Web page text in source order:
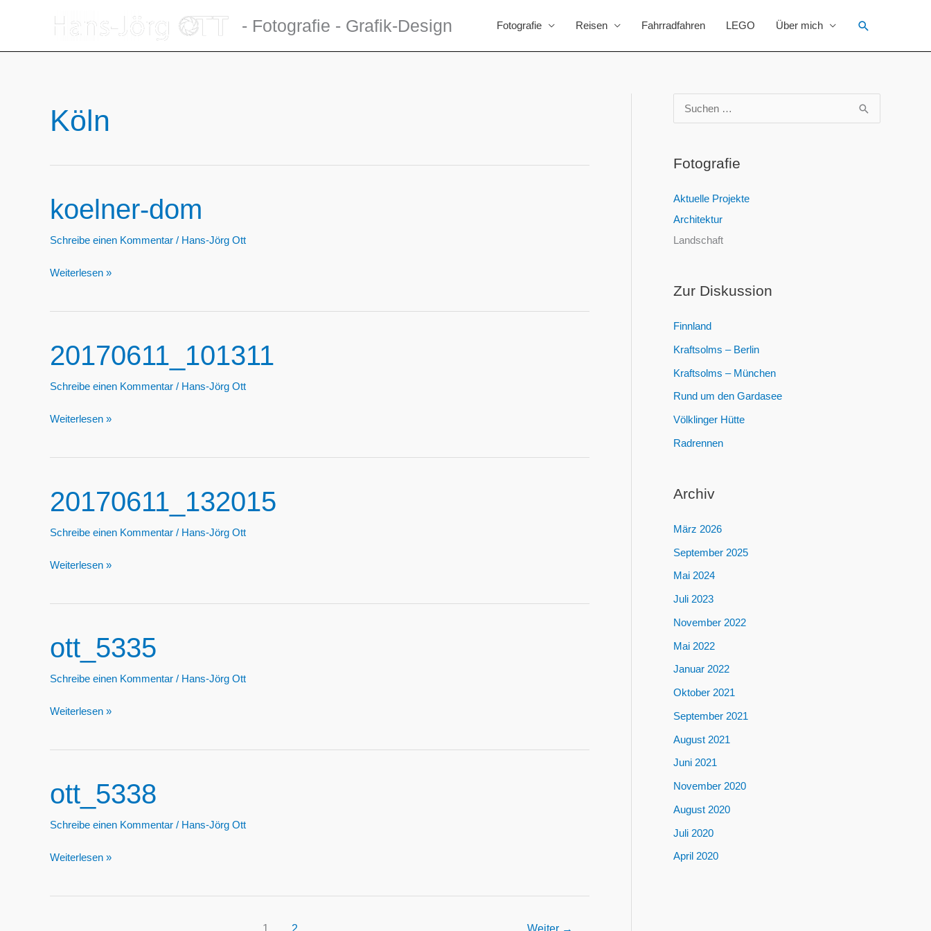
- Fotografie - Grafik-Design Fotografie Reisen Fahrradfahren LEGO Über mich Suchen
Köln
koelner-dom
Schreibe einen Kommentar / Hans-Jörg Ott
koelner-
Weiterlesen »
20170611_101311
Schreibe einen Kommentar / Hans-Jörg Ott
20170611_101311
Weiterlesen »
20170611_132015
Schreibe einen Kommentar / Hans-Jörg Ott
20170611_132015
Weiterlesen »
ott_5335
Schreibe einen Kommentar / Hans-Jörg Ott
ott_5335
Weiterlesen »
ott_5338
Schreibe einen Kommentar / Hans-Jörg Ott
ott_5338
Weiterlesen »
1 2 Weiter →
u
h
h
Fotografie
Aktuelle Projekte
Architektur
Landschaft
Zur Diskussion
Finnland
Kraftsolms – Berlin
Kraftsolms – München
Rund um den Gardasee
Völklinger Hütte
Radrennen
Archiv
März 2026
September 2025
Mai 2024
Juli 2023
November 2022
Mai 2022
Januar 2022
Oktober 2021
September 2021
August 2021
Juni 2021
November 2020
August 2020
Juli 2020
April 2020